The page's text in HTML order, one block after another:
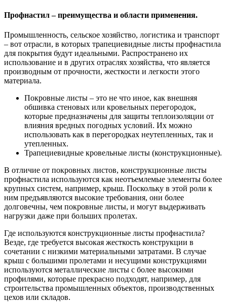
Профнастил – преимущества и области применения.
Промышленность, сельское хозяйство, логистика и транспорт
– вот отрасли, в которых трапециевидные листы профнастила
для покрытия будут идеальными. Распространено их
использование и в других отраслях хозяйства, что является
производным от прочности, жесткости и легкости этого
материала.
Покровные листы – это не что иное, как внешняя
обшивка стеновых или кровельных перегородок,
которые предназначены для защиты теплоизоляции от
влияния вредных погодных условий. Их можно
использовать как в перегородках неутепленных, так и
утепленных.
Трапециевидные кровельные листы (конструкционные).
В отличие от покровных листов, конструкционные листы
профнастила используются как неотъемлемые элементы более
крупных систем, например, крыш. Поскольку в этой роли к
ним предъявляются высокие требования, они более
долговечны, чем покровные листы, и могут выдерживать
нагрузки даже при больших пролетах.
Где используются конструкционные листы профнастила?
Везде, где требуется высокая жесткость конструкции в
сочетании с низкими материальными затратами. В случае
крыш с большими пролетами и несущими конструкциями
используются металлические листы с более высокими
профилями, которые прекрасно подходят, например, для
строительства промышленных объектов, производственных
цехов или складов.